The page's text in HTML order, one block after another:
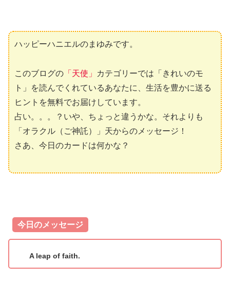
ハッピーハニエルのまゆみです。
このブログの 「天使」
カテゴリーでは「きれいのモ
ト」を読んでくれているあなたに、生活を豊かに送る
ヒントを無料でお届けしています。
占い。。。？いや、ちょっと違うかな。それよりも
「オラクル（ご神託）」天からのメッセージ！
さあ、今日のカードは何かな？
今日のメッセージ
A leap of faith.